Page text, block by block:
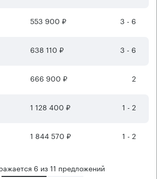
553 900 ₽ 3 - 6
638 110 ₽ 3 - 6
666 900 ₽ 2
1 128 400 ₽ 1 - 2
1 844 570 ₽ 1 - 2
6 из11 предложений